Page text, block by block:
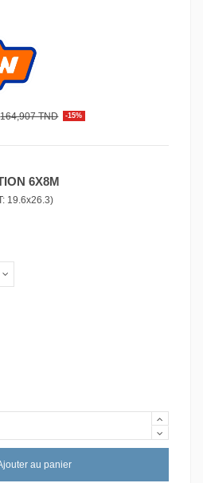
164,907 TND -15%
6X8M
19.6x26.3)
au panier